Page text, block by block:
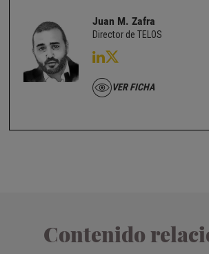
Juan M. Zafra
Director de TELOS
VER FICHA
Contenido